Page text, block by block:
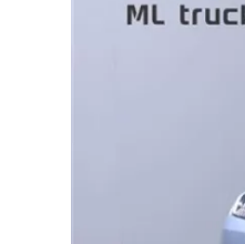
Kiralama & Filo